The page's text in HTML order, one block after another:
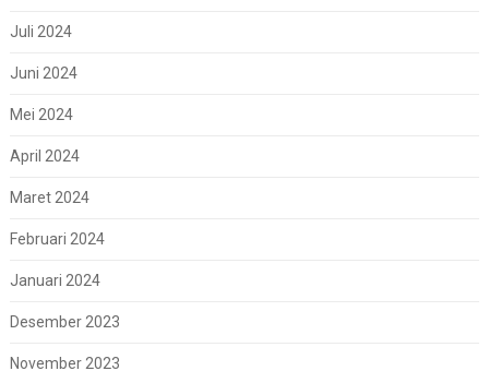
Juli 2024
Juni 2024
Mei 2024
April 2024
Maret 2024
Februari 2024
Januari 2024
Desember 2023
November 2023